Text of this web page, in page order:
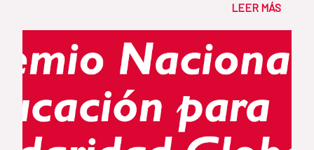
LEER MÁS